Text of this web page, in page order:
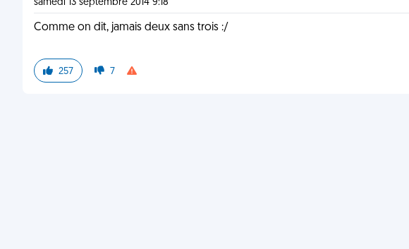
samedi 13 septembre 2014 9:18
Comme on dit, jamais deux sans trois :/
257 7